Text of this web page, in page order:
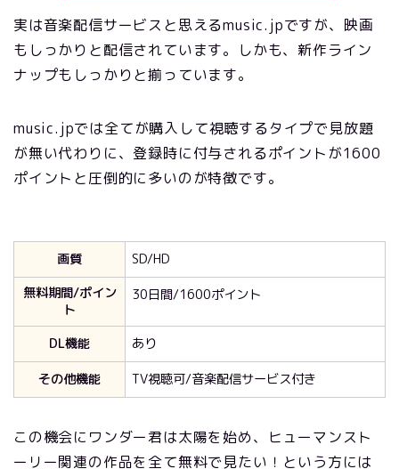
実は音楽配信サービスと思えるmusic.jpですが、映画
もしっかりと配信されています。しかも、新作ライン
ナップもしっかりと揃っています。
music.jpでは全てが購入して視聴するタイプで見放題
が無い代わりに、登録時に付与されるポイントが1600
ポイントと圧倒的に多いのが特徴です。
画質
SD/HD
無料期間/ポイン
ト
30日間/1600ポイント
DL機能
あり
その他機能
TV視聴可/音楽配信サービス付き
この機会にワンダー君は太陽を始め、ヒューマンスト
ーリー関連の作品を全て無料で見たい！という方には